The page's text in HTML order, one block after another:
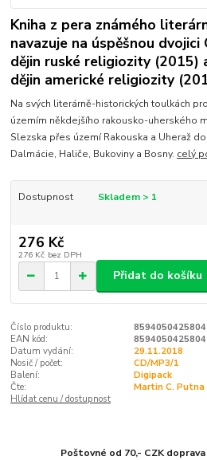
Kniha z pera známého
navazuje na úspěšnou
dějin ruské religiozity (2015)
dějin americké religiozity
Na svých literárně-historických toulkách
územím někdejšího rakousko-uherského
Slezska přes území Rakouska a Uheraž
Dalmácie, Haliče, Bukoviny a Bosny. celý
Dostupnost Skladem > 1
276 Kč
276 Kč bez DPH
Přidat do košíku
Číslo produktu:
8594050425804
EAN kód:
8594050425804
Datum vydání:
29.11.2018
Nosič / počet:
CD/MP3/1
Balení:
Digipack
Čte:
Martin C. Putna
Hlídat cenu / dostupnost
Poštovné od 70,- CZK